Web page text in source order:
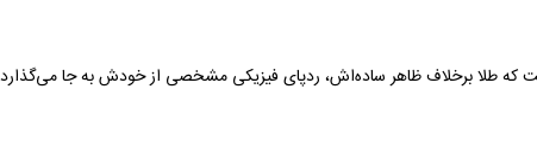
که طلا برخلاف ظاهر ساده‌اش، ردپای فیزیکی مشخصی از خودش به جا